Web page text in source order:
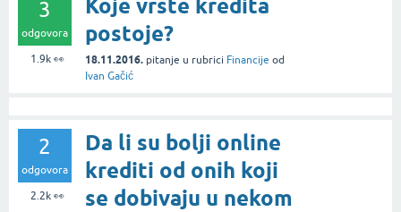
3
odgovora
1.9k👀
Koje vrste kredita
postoje?
18.11.2016. pitanje u rubrici Financije od
Ivan Gačić
2
odgovora
2.2k👀
Da li su bolji online
krediti od onih koji
se dobivaju u nekom